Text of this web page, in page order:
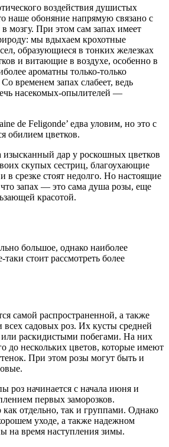
воздействия душистых
наше обоняние напрямую связано с
мозгу. При этом сам запах имеет
мы вдыхаем крохотные
образующиеся в тонких железках
и витающие в воздухе, особенно в
ароматны только-только
временем запах слабеет, ведь
насекомых-опылителей —
de Feligonde’ едва уловим, но это с
обилием цветков.
изысканный дар у роскошных цветков
скупых сестриц, благоухающие
в срезке стоят недолго. Но настоящие
запах — это сама душа розы, еще
красотой.
большое, однако наиболее
стоит рассмотреть более
самой распространенной, а также
всех садовых роз. Их кусты средней
раскидистыми побегами. На них
до нескольких цветов, которые имеют
При этом розы могут быть и
роз начинается с начала июня и
первых заморозков.
отдельно, так и группами. Однако
уходе, а также надежном
на время наступления зимы.